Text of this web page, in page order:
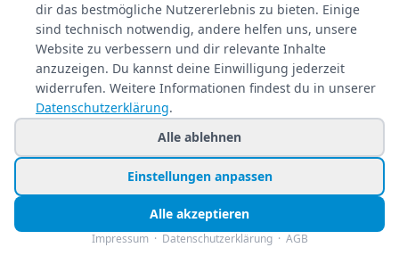
Ihr zuverlässiger Reisepreisvergleich – über 80
Veranstalter im Vergleich.
+49 991 2967 68857
Mo–Fr 8–22 Uhr · Sa 9–22
So & Feiertags 11–22 Uhr
NEWSLETTER
dir das bestmögliche Nutzererlebnis zu bieten. Einige
sind technisch notwendig, andere helfen uns, unsere
Website zu verbessern und dir relevante Inhalte
anzuzeigen. Du kannst deine Einwilligung jederzeit
widerrufen. Weitere Informationen findest du in unserer
Datenschutzerklärung.
Alle ablehnen
Einstellungen anpassen
Alle akzeptieren
Impressum· Datenschutzerklärung· AGB